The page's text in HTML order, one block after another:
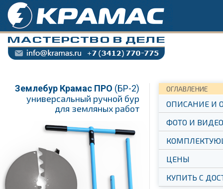
Землебур Крамас ПРО (БР-2)
универсальный ручной бур
для земляных работ
ОГЛАВЛЕНИЕ
ОПИСАНИЕ И
ФОТО И ВИДЕО
ЦЕНЫ
КУПИТЬ С